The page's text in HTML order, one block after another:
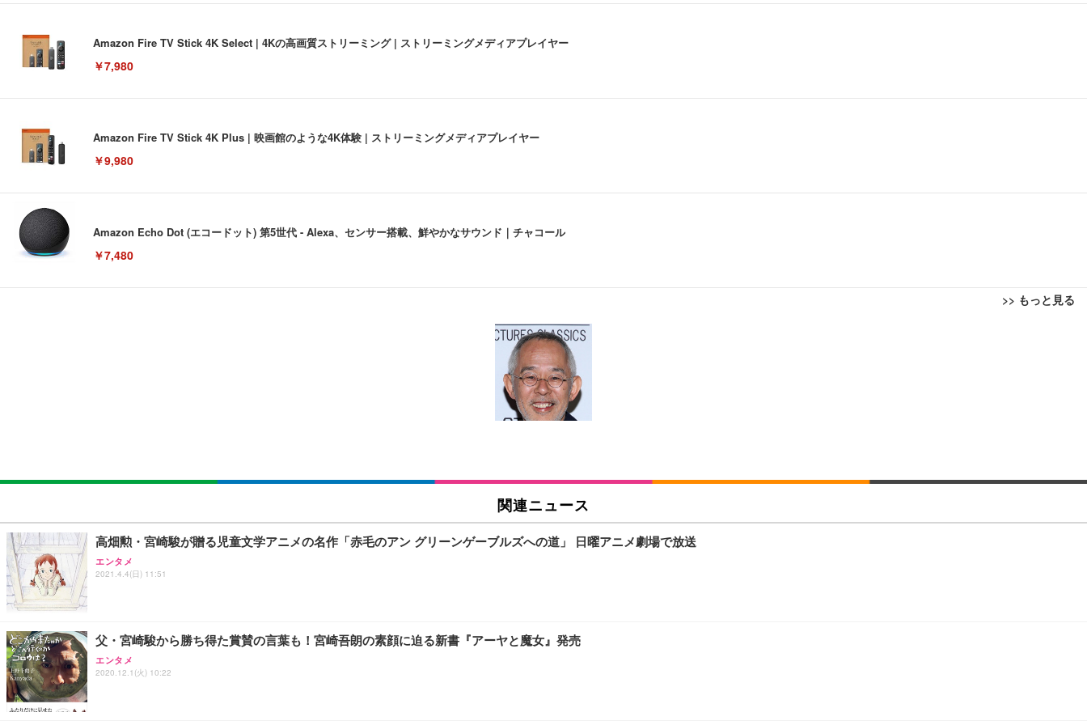
Amazon Fire TV Stick 4K Select | 4Kの高画質ストリーミング | ストリーミングメディアプレイヤー
￥7,980
Amazon Fire TV Stick 4K Plus | 映画館のような4K体験 | ストリーミングメディアプレイヤー
￥9,980
Amazon Echo Dot (エコードット) 第5世代 - Alexa、センサー搭載、鮮やかなサウンド｜チャコール
￥7,480
>> もっと見る
[EdoErgo] オフィスチェア 椅子 テレワーク 疲れない 跳ね上げ式アームレスト コンパクト 約105度ロッキング pc 事務椅子 360度回転 座面昇降 強化ナイロン樹脂ベース 通気性メッシュ 在宅ワーク H-WY01
Sezlife オフィスチェア デスクチェア 疲れない テレワーク チェア 強化バックレスト 30度ロッキング機能 人間工学 椅子 腰サポート 90度跳ね上げ式アームレスト 3Dヘッドレスト ハンガー付き 高反発クッ
ション PCチェア 通気性メッシュ ゲーミング/勉強/事務用 おしゃれ パソコンチェア (ブラック)
￥7,680
ション PCチェア 通気性メッシュ ゲーミング/勉強/事務用 おしゃれ パソコンチェア (ホワイト)
￥7,680
EIZO ビジネス向けプレミアムモニター | FlexScan EV3240X-WT | 31.5型4K UHD・USB Type-C・ホワイト
【純正品】27"ゲーミングモニター DualSense 充電フック付き（CFI-ZDM1J）
￥49,979
【整備済み品】Dell E2724HS 27インチ 液晶モニター フルHD（1920×1080）VA 非光沢 HDMI/DisplayPort/VGA スピーカー内蔵 高さ調整 スイベル VESA対応 ComfortView ビジネス向け
￥15,800
ネオ・ルーライフ ネオ・オムツ L 中型犬用 26枚入り 単品
￥1,800
Smart Basic(スマートベーシック) 【Amazon.co.jp限定】 Smart Basic アイリスオーヤマ ペットシーツ 超厚型 お徳用 ワイド 100枚入 (x 1) (ケース販売)
￥3,670
関連ニュース
高畑勲・宮崎駿が贈る児童文学アニメの名作「赤毛のアン グリーンゲーブルズへの道」 日曜アニメ劇場で放送
エンタメ
2021.4.4(日) 11:51
父・宮崎駿から勝ち得た賞賛の言葉も！宮崎吾朗の素顔に迫る新書『アーヤと魔女』発売
エンタメ
2020.12.1(火) 10:22